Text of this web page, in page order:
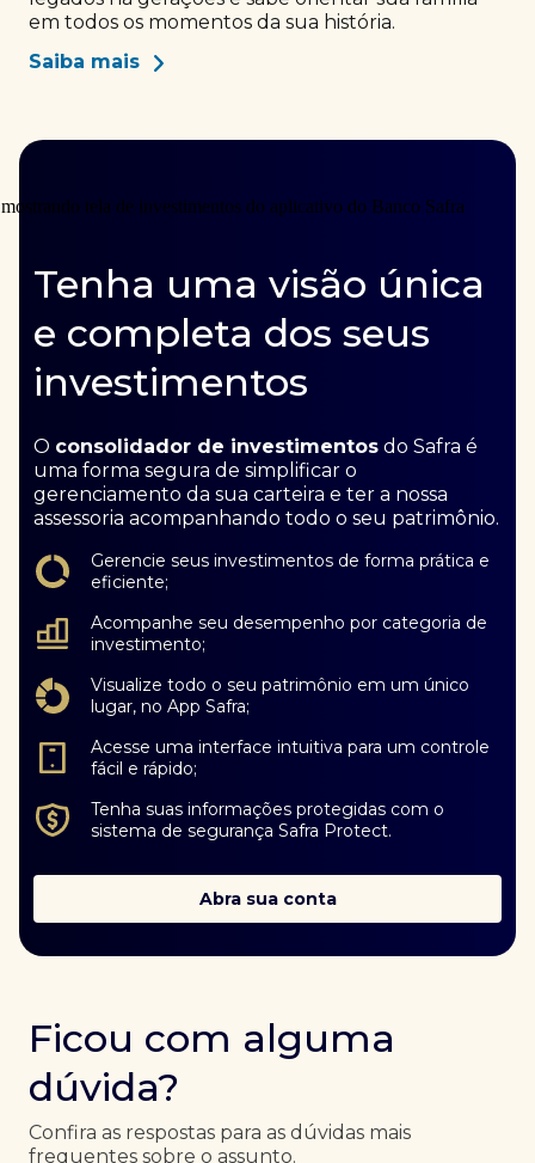
em todos os momentos da sua história.
Saiba mais
Tenha uma visão única
e completa dos seus
investimentos
O consolidador de investimentos do Safra é
uma forma segura de simplificar o
gerenciamento da sua carteira e ter a nossa
assessoria acompanhando todo o seu patrimônio.
Gerencie seus investimentos de forma prática e
eficiente;
Acompanhe seu desempenho por categoria de
investimento;
Visualize todo o seu patrimônio em um único
lugar, no App Safra;
Acesse uma interface intuitiva para um controle
fácil e rápido;
Tenha suas informações protegidas com o
sistema de segurança Safra Protect.
Abra sua conta
Ficou com alguma
dúvida?
Confira as respostas para as dúvidas mais
frequentes sobre o assunto.